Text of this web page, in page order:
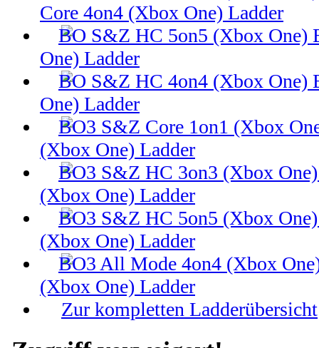
Core 4on4 (Xbox One) Ladder
One) Ladder
One) Ladder
(Xbox One) Ladder
(Xbox One) Ladder
(Xbox One) Ladder
(Xbox One) Ladder
Zur kompletten Ladderübersicht